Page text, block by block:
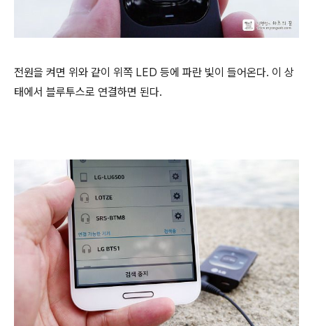
전원을 켜면 위와 같이 위쪽 LED 등에 파란 빛이 들어온다. 이 상
태에서 블루투스로 연결하면 된다.